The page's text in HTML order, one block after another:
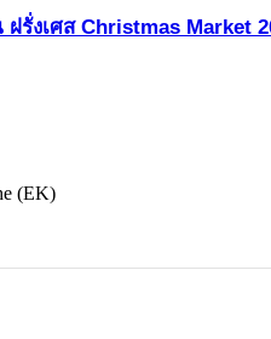
ฝรั่งเศส Christmas Market